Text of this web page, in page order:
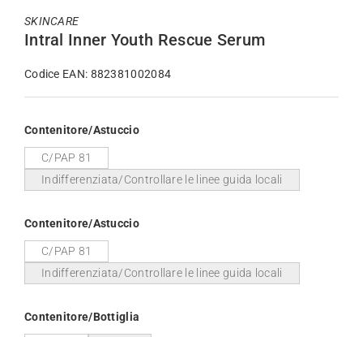
SKINCARE
Intral Inner Youth Rescue Serum
Codice EAN: 882381002084
Contenitore/Astuccio
C/PAP 81
Indifferenziata/Controllare le linee guida locali
Contenitore/Astuccio
C/PAP 81
Indifferenziata/Controllare le linee guida locali
Contenitore/Bottiglia